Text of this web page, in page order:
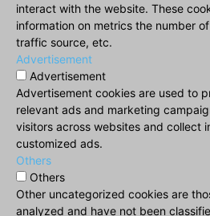
interact with the website. These
information on metrics the number
traffic source, etc.
Advertisement
Advertisement
Advertisement cookies are used to
relevant ads and marketing
visitors across websites and collect
customized ads.
Others
Others
Other uncategorized cookies are
analyzed and have not been